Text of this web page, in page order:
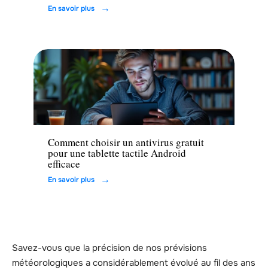
En savoir plus
Tech
Comment choisir un antivirus gratuit
pour une tablette tactile Android
efficace
En savoir plus
Savez-vous que la précision de nos prévisions
météorologiques a considérablement évolué au fil des ans